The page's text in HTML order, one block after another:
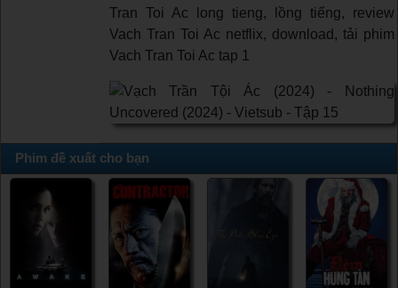
Tran Toi Ac long tieng, lồng tiếng, review
Vach Tran Toi Ac netflix, download, tải phim
Vach Tran Toi Ac tap 1
Phim đề xuất cho bạn